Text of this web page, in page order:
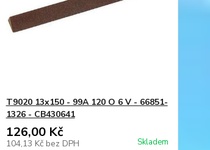
T9020 13x150 - 99A 120 O 6 V - 66851-
1326 - CB430641
126,00 Kč
104,13 Kč bez DPH Skladem